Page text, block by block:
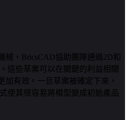
械，BricsCAD協助團隊通過2D和
這些草案可以在關鍵的利益相關
加有效。一旦草案被確定下來，
使其很容易將模型變成初始產品